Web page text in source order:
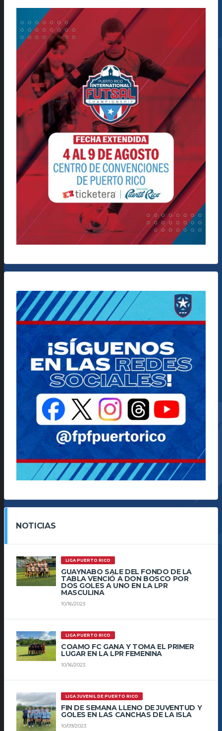
NOTICIAS
LIGA PUERTO RICO
GUAYNABO SALE DEL FONDO DE LA
TABLA VENCIÓ A DON BOSCO POR
DOS GOLES A UNO EN LA LPR
MASCULINA
10/16/2023
LIGA PUERTO RICO
COAMO FC GANA Y TOMA EL PRIMER
LUGAR EN LA LPR FEMENINA
10/16/2023
LIGA JUVENIL DE PUERTO RICO
FIN DE SEMANA LLENO DE JUVENTUD Y
GOLES EN LAS CANCHAS DE LA ISLA
10/09/2023